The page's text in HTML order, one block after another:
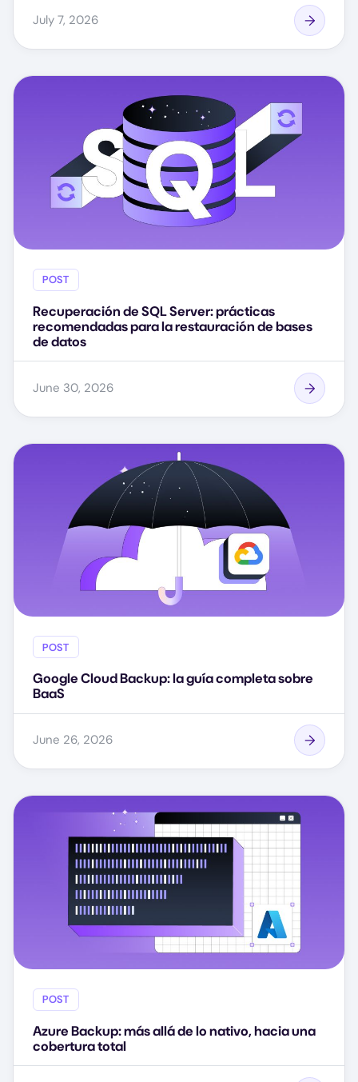
July 7, 2026
POST
Recuperación de SQL Server: prácticas
recomendadas para la restauración de bases
de datos
June 30, 2026
POST
Google Cloud Backup: la guía completa sobre
BaaS
June 26, 2026
POST
Azure Backup: más allá de lo nativo, hacia una
cobertura total